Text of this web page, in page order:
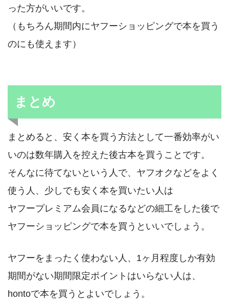
った方がいいです。
（もちろん期間内にヤフーショッピングで本を買う
のにも使えます）
まとめ
まとめると、安く本を買う方法として一番効率がい
いのは数年購入を控えた後古本を買うことです。
そんなに待てないという人で、ヤフオクなどをよく
使う人、少しでも安く本を買いたい人は
ヤフープレミアム会員になるなどの細工をした後で
ヤフーショッピングで本を買うといいでしょう。
ヤフーをまったく使わない人、1ヶ月程度しか有効
期間がない期間限定ポイントはいらない人は、
hontoで本を買うとよいでしょう。